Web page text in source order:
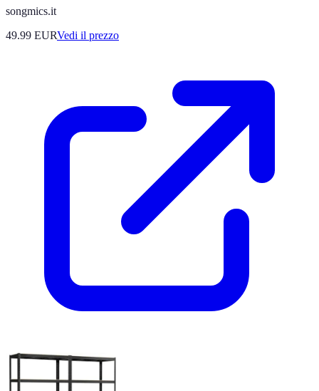
songmics.it
49.99 EURVedi il prezzo